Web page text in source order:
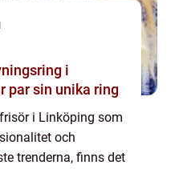
i
skapar par sin unika ring
i Linköping som
och
trenderna, finns det